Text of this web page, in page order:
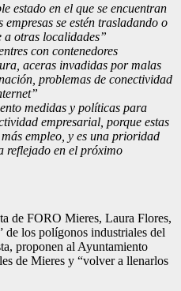
estado en el que se encuentran
se estén trasladando o
a otras localidades”
con contenedores
aceras invadidas por malas
problemas de conectividad
medidas y políticas para
empresarial, porque estas
empleo, y es una prioridad
reflejado en el próximo
de FORO Mieres, Laura Flores,
de los polígonos industriales del
proponen al Ayuntamiento
de Mieres y “volver a llenarlos